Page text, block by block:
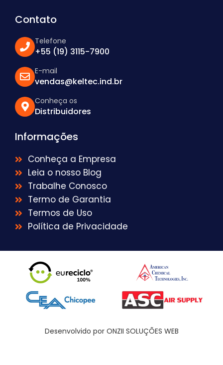
Contato
Telefone
+55 (19) 3115-7900
E-mail
vendas@keltec.ind.br
Conheça os
Distribuidores
Informações
Conheça a Empresa
Leia o nosso Blog
Trabalhe Conosco
Termo de Garantia
Termos de Uso
Política de Privacidade
Desenvolvido por ONZII SOLUÇÕES WEB